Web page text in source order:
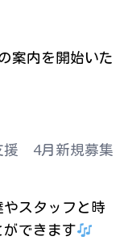
案内を開始いた
援 4月新規募集
スタッフと時
できます